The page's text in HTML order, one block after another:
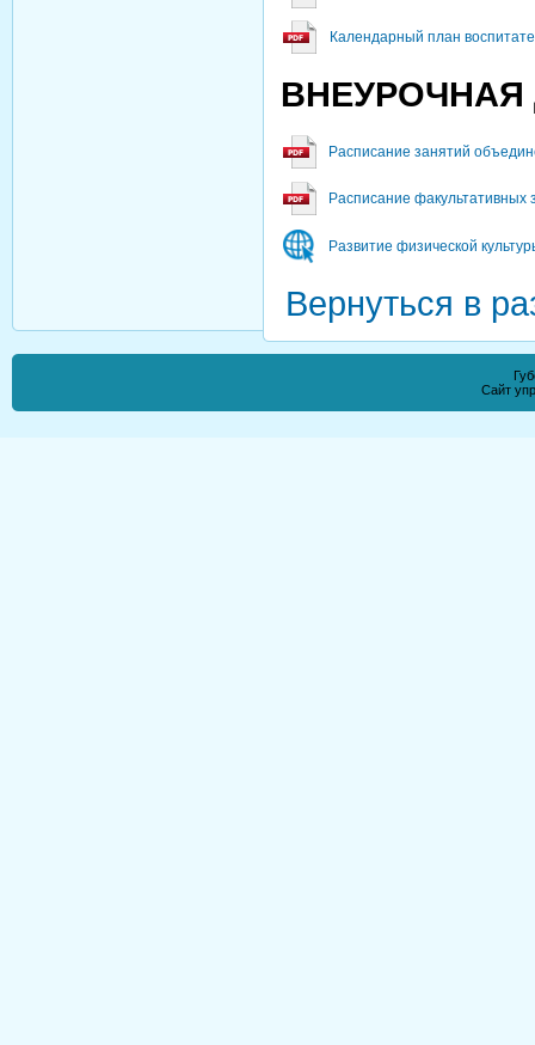
Календарный план
Расписание занятий
Расписание факультативных
Развитие физической
Вернуться в
Сайт